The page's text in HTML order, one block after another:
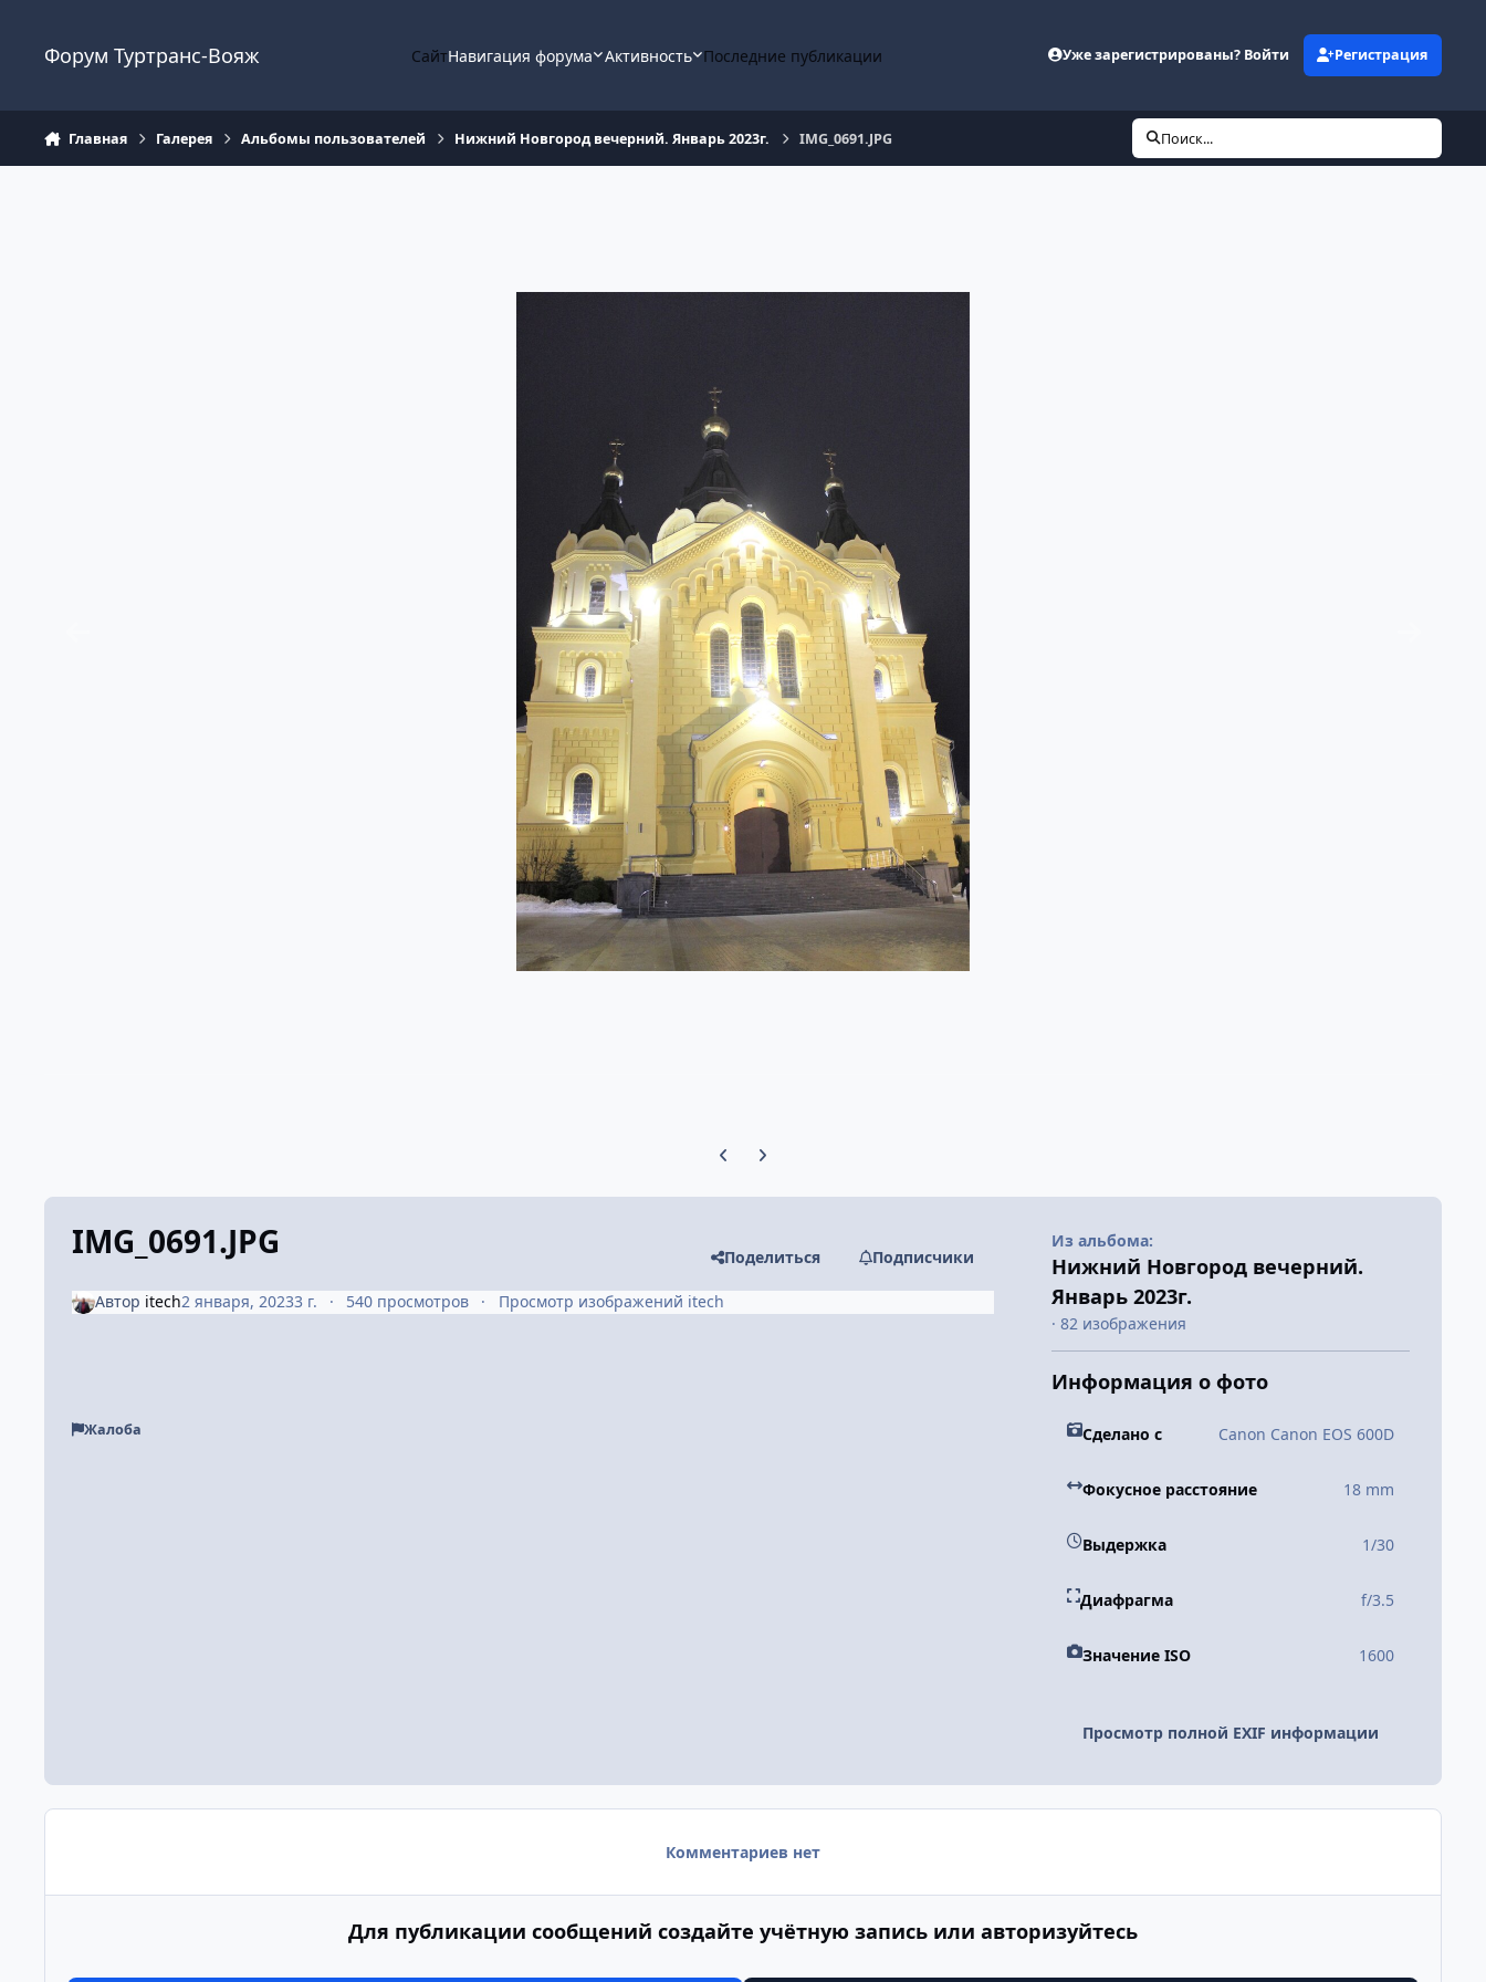
Форум Туртранс-Вояж СайтНавигация форума Активность Последние публикации Уже зарегистрированы? Войти Регистрация
Главная Галерея Альбомы пользователей Нижний Новгород вечерний. Январь 2023г. IMG_0691.JPG Поиск...
Предыдущий слайд карусели
Следующий слайд карусели
IMG_0691.JPG Поделиться Подписчики
Автор itech2 января, 20233 г. 540 просмотров Просмотр изображений itech
Жалоба
Из альбома:
Нижний Новгород вечерний.
Январь 2023г.
· 82 изображения
Информация о фото
Сделано с Canon Canon EOS 600D
Фокусное расстояние 18 mm
Выдержка 1/30
Диафрагма f/3.5
Значение ISO 1600
Просмотр полной EXIF информации
Комментариев нет
Для публикации сообщений создайте учётную запись или авторизуйтесь